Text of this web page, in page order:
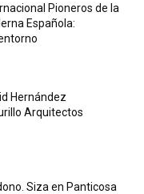
Pioneros de la
Española:
Hernández
Arquitectos
Siza en Panticosa